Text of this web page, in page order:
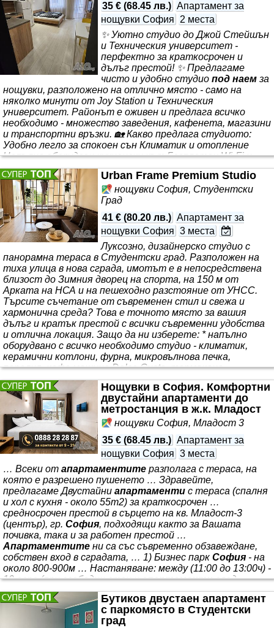
35 € (68.45 лв.) Апартамент за
нощувки София 2 места
✨ Уютно студио до Джой Стейшън
и Техническия университет -
перфектно за краткосрочен и
дълъг престой! ✨ Предлагаме
чисто и удобно студио под наем за
нощувки, разположено на отлично място - само на
няколко минути от Joу Station и Техническия
университет. Районът е оживен и предлага всичко
необходимо - множество заведения, кафенета, магазини
и транспортни връзки. 🏡 Какво предлага студиото:
Удобно легло за спокоен сън Климатик и отопление
Напълно оборудван кухненски кът Безплатен Wi-Fi и
телевизия Самостоятелна баня и тоалетна Чисто
спално бельо и кърпи 📍 Локация: Перфектна
Urban Frame Premium Studio
нощувки София, Студентски
Град
41 € (80.20 лв.) Апартамент за
нощувки София 3 места
Луксозно, дизайнерско студио с
панорамна тераса в Студентски град. Разположен на
тиха улица в нова сграда, имотът е в непосредствена
близост до Зимния дворец на спорта, на 150 м от
Арката на НСА и на пешеходно разстояние от УНСС.
Търсите съчетание от съвременен стил и свежа и
хармонична среда? Това е точното място за вашия
дълъг и кратък престой с всички съвременни удобства
и отлична локация. Защо да ни изберете: * напълно
оборудвано с всичко необходимо студио - климатик,
керамични котлони, фурна, микровълнова печка,
пералня, кафе машина Dolce Gusto, термокана,
домакински съдове и прибори
Нощувки в София. Комфортни
двустайни апартаменти до
метростанция в ж.к. Младост
нощувки София, Младост 3
35 € (68.45 лв.) Апартамент за
нощувки София 3 места
… Всеки от апартаментите разполага с тераса, на
която е разрешено пушенето … Здравейте,
предлагаме Двустайни апартаменти с тераса (спалня
и хол с кухня - около 55m2) за краткосрочен …
средносрочен престой в сърцето на кв. Младост-3
(център), гр. София, подходящи както за Вашата
почивка, така и за работен престой …
Апартаментите ни са със съвременно обзавеждане,
собствен вход в сградата, … 1) Бизнес парк София - на
около 800-900м … Настаняване: между (11:00 до 13:00ч) -
10 евро (при свободни стаи иапартаментислед
предварителна заявка от госта и потвърждение от нас
… Вапартаментитена разположение на гостите има
дъска за гладене, ютия и сешоар …
Бутиков двустаен апартамент
с паркомясто в Студентски
град